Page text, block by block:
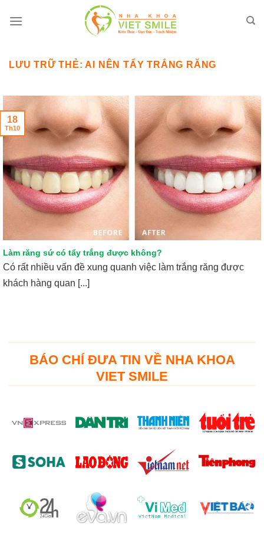
qua
LƯU TRỮ THẺ:AI NÊN TẨY TRẮNG RĂNG
Làm răng sứ có tẩy trắng được không?
Có rất nhiều vấn đề xung quanh việc làm trắng răng được
khách hàng quan [...]
18
Th10
BÁO CHÍ ĐƯA TIN VỀ NHA KHOA
VIET SMILE